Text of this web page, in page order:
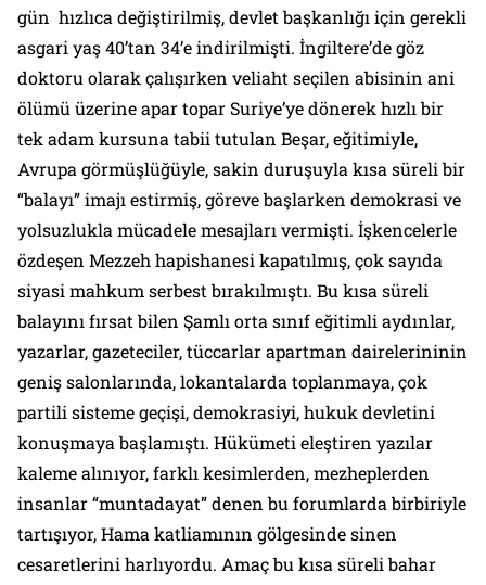
gün hızlıca değiştirilmiş, devlet başkanlığı için gerekli
asgari yaş 40’tan 34’e indirilmişti. İngiltere’de göz
doktoru olarak çalışırken veliaht seçilen abisinin ani
ölümü üzerine apar topar Suriye’ye dönerek hızlı bir
tek adam kursuna tabii tutulan Beşar, eğitimiyle,
Avrupa görmüşlüğüyle, sakin duruşuyla kısa süreli bir
“balayı” imajı estirmiş, göreve başlarken demokrasi ve
yolsuzlukla mücadele mesajları vermişti. İşkencelerle
özdeşen Mezzeh hapishanesi kapatılmış, çok sayıda
siyasi mahkum serbest bırakılmıştı. Bu kısa süreli
balayını fırsat bilen Şamlı orta sınıf eğitimli aydınlar,
yazarlar, gazeteciler, tüccarlar apartman dairelerininin
geniş salonlarında, lokantalarda toplanmaya, çok
partili sisteme geçişi, demokrasiyi, hukuk devletini
konuşmaya başlamıştı. Hükümeti eleştiren yazılar
kaleme alınıyor, farklı kesimlerden, mezheplerden
insanlar “muntadayat” denen bu forumlarda birbiriyle
tartışıyor, Hama katliamının gölgesinde sinen
cesaretlerini harlıyordu. Amaç bu kısa süreli bahar